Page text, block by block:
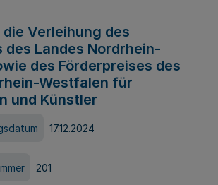
Verleihung des
des Landes Nordrhein-
des Förderpreises des
Westfalen für
und Künstler
17.12.2024
201